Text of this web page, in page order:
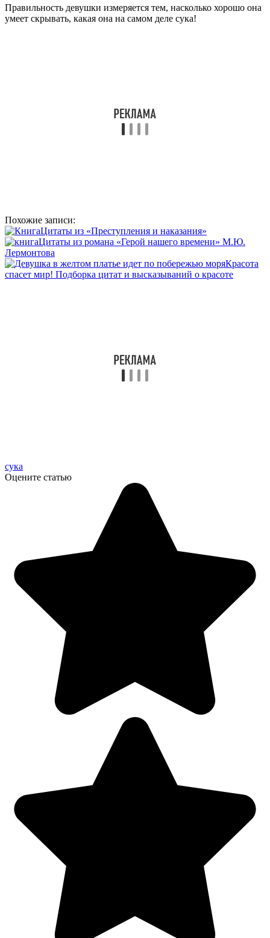
Правильность девушки измеряется тем, насколько хорошо она
умеет скрывать, какая она на самом деле сука!
Похожие записи:
Цитаты из «Преступления и наказания»
Цитаты из романа «Герой нашего времени» М.Ю.
Лермонтова
Красота
спасет мир! Подборка цитат и высказываний о красоте
сука
Оцените статью